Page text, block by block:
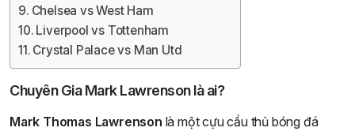
Chelsea vs West Ham
Liverpool vs Tottenham
Crystal Palace vs Man Utd
Chuyên Gia Mark Lawrenson là ai?
Mark Thomas Lawrenson là một cựu cầu thủ bóng đá